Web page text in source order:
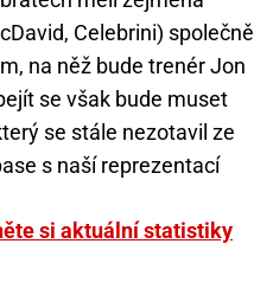
Celebrini) společně
na něž bude trenér Jon
se však bude muset
se stále nezotavil ze
s naší reprezentací
si aktuální statistiky